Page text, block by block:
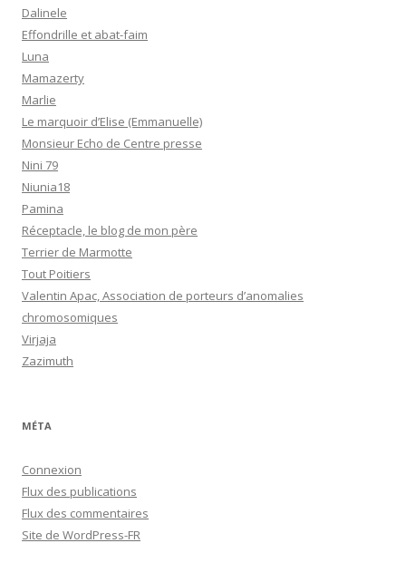
Dalinele
Effondrille et abat-faim
Luna
Mamazerty
Marlie
Le marquoir d’Elise (Emmanuelle)
Monsieur Echo de Centre presse
Nini 79
Niunia18
Pamina
Réceptacle, le blog de mon père
Terrier de Marmotte
Tout Poitiers
Valentin Apac, Association de porteurs d’anomalies
chromosomiques
Virjaja
Zazimuth
MÉTA
Connexion
Flux des publications
Flux des commentaires
Site de WordPress-FR